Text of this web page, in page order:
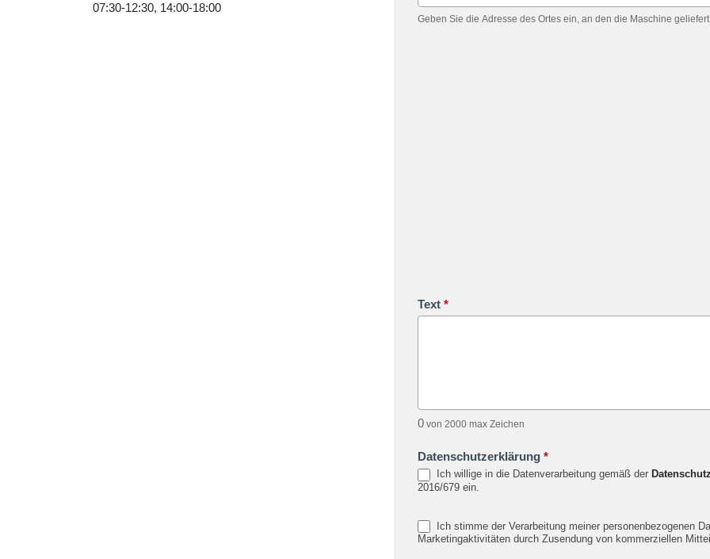
07:30-12:30, 14:00-18:00
Geben Sie die Adresse des Ortes ein, an den die Maschine geliefert
Text *
0 von 2000 max Zeichen
Datenschutzerklärung *
Ich willige in die Datenverarbeitung gemäß der
2016/679 ein.
Ich stimme der Verarbeitung meiner personenbezogenen
Marketingaktivitäten durch Zusendung von kommerziellen